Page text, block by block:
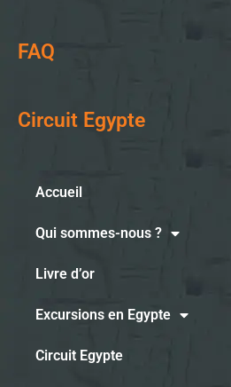
FAQ
Circuit Egypte
Accueil
Qui sommes-nous ?
Livre d’or
Excursions en Egypte
Circuit Egypte